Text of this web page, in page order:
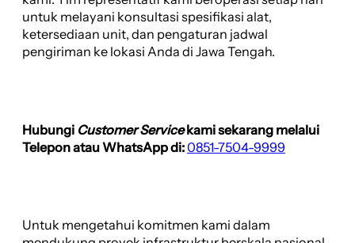
untuk melayani konsultasi spesifikasi alat,
ketersediaan unit, dan pengaturan jadwal
pengiriman ke lokasi Anda di Jawa Tengah.
Hubungi Customer Servicekami sekarang melalui
Telepon atau WhatsApp di:0851-7504-9999
Untuk mengetahui komitmen kami dalam